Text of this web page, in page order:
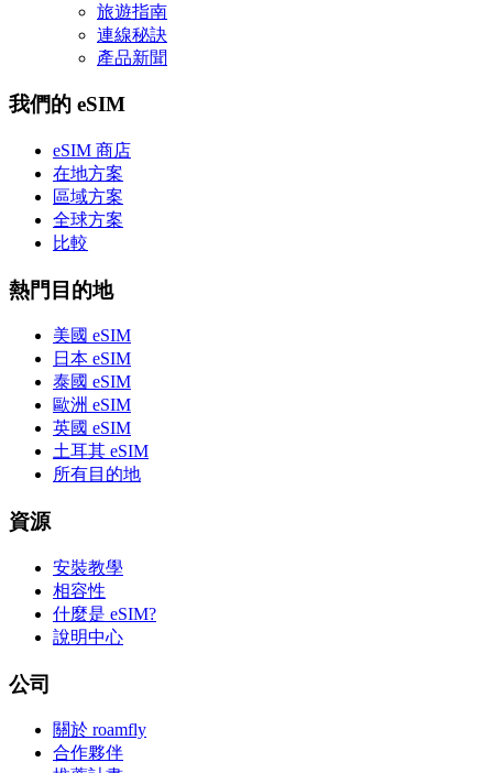
旅遊指南
連線秘訣
產品新聞
我們的 eSIM
eSIM 商店
在地方案
區域方案
全球方案
比較
熱門目的地
美國 eSIM
日本 eSIM
泰國 eSIM
歐洲 eSIM
英國 eSIM
土耳其 eSIM
所有目的地
資源
安裝教學
相容性
什麼是 eSIM?
說明中心
公司
關於 roamfly
合作夥伴